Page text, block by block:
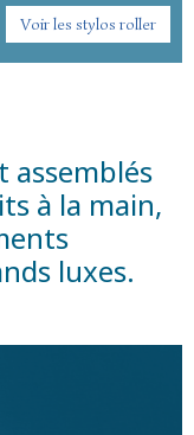
Voir les stylos roller
assemblés
à la main,
luxes.